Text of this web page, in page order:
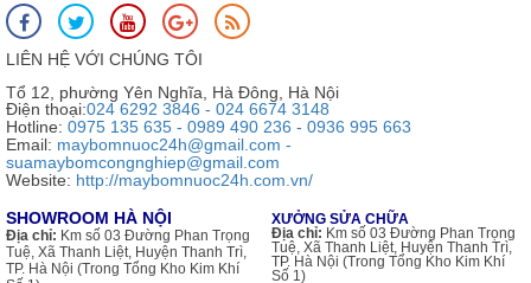
LIÊN HỆ VỚI CHÚNG TÔI
Tổ 12, phường Yên Nghĩa, Hà Đông, Hà Nội
Điện thoại:024 6292 3846 - 024 6674 3148
Hotline: 0975 135 635 - 0989 490 236 - 0936 995 663
Email: maybomnuoc24h@gmail.com -
suamaybomcongnghiep@gmail.com
Website: http://maybomnuoc24h.com.vn/
SHOWROOM HÀ NỘI
Địa chỉ: Km số 03 Đường Phan Trọng
Tuệ, Xã Thanh Liệt, Huyện Thanh Trì,
TP. Hà Nội (Trong Tổng Kho Kim Khí
XƯỞNG SỬA CHỮA
Địa chỉ: Km số 03 Đường Phan Trọng
Tuệ, Xã Thanh Liệt, Huyện Thanh Trì,
TP. Hà Nội (Trong Tổng Kho Kim Khí
Số 1)